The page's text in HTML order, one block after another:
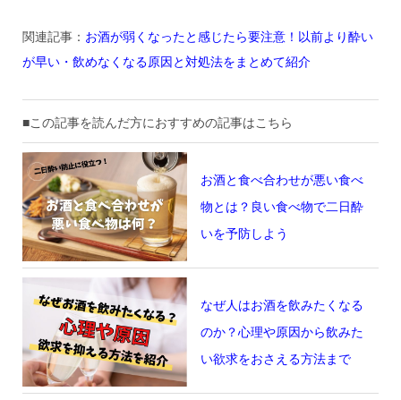
関連記事： お酒が弱くなったと感じたら要注意！以前より酔い
が早い・飲めなくなる原因と対処法をまとめて紹介
■この記事を読んだ方におすすめの記事はこちら
お酒と食べ合わせが悪い食べ
物とは？良い食べ物で二日酔
いを予防しよう
なぜ人はお酒を飲みたくなる
のか？心理や原因から飲みた
い欲求をおさえる方法まで